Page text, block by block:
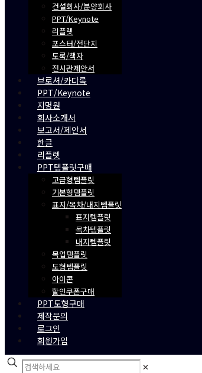
건설회사/분양회사
PPT/Keynote
리플렛
포스터/전단지
도록/책자
전시관제안서
브로셔/카다록
PPT/Keynote
지명원
회사소개서
보고서/제안서
한글
리플렛
PPT템플릿구매
고급형템플릿
기본형템플릿
표지/목차/내지템플릿
표지템플릿
목차템플릿
내지템플릿
목업템플릿
도형템플릿
아이콘
할인쿠폰구매
PPT도형구매
제작문의
로그인
회원가입
✕